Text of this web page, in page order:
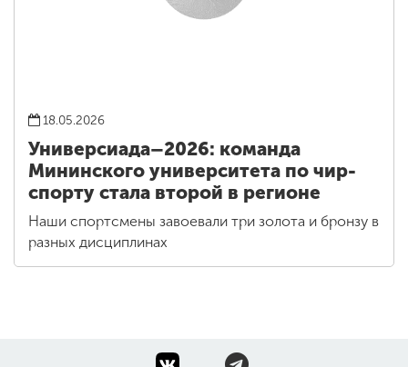
18.05.2026
Универсиада–2026: команда
Мининского университета по чир-
спорту стала второй в регионе
Наши спортсмены завоевали три золота и бронзу в
разных дисциплинах